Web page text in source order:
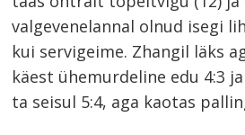
valgevenelannal olnud isegi
kui servigeime. Zhangil läks
käest ühemurdeline edu 4:3
ta seisul 5:4, aga kaotas